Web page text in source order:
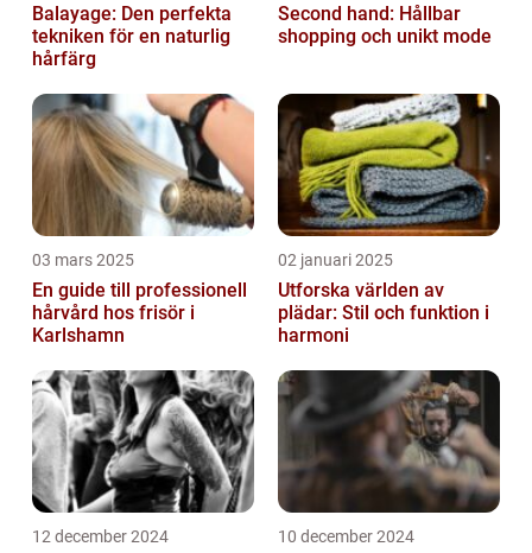
Balayage: Den perfekta
tekniken för en naturlig
hårfärg
Second hand: Hållbar
shopping och unikt mode
03 mars 2025
En guide till professionell
hårvård hos frisör i
Karlshamn
02 januari 2025
Utforska världen av
plädar: Stil och funktion i
harmoni
12 december 2024 10 december 2024